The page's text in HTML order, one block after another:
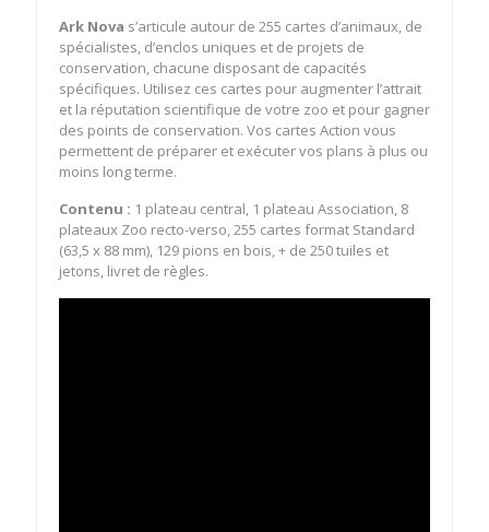
Ark Nova s’articule autour de 255 cartes d’animaux, de
spécialistes, d’enclos uniques et de projets de
conservation, chacune disposant de capacités
spécifiques. Utilisez ces cartes pour augmenter l’attrait
et la réputation scientifique de votre zoo et pour gagner
des points de conservation. Vos cartes Action vous
permettent de préparer et exécuter vos plans à plus ou
moins long terme.
Contenu : 1 plateau central, 1 plateau Association, 8
plateaux Zoo recto-verso, 255 cartes format Standard
(63,5 x 88 mm), 129 pions en bois, + de 250 tuiles et
jetons, livret de règles.